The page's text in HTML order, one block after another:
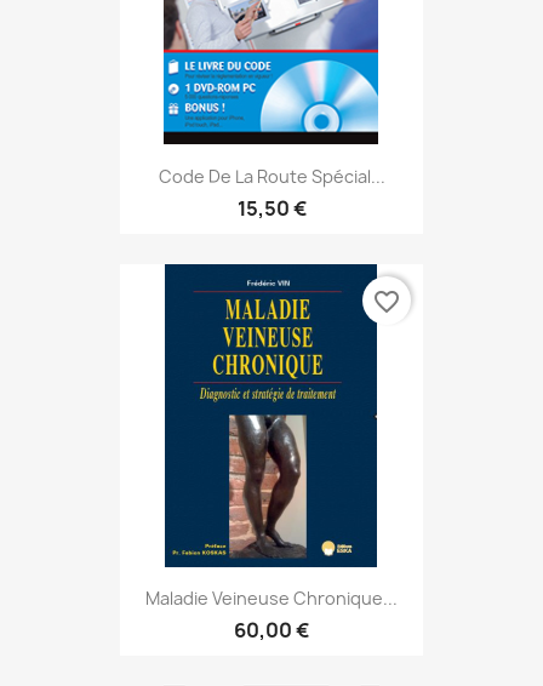
Code De La Route Spécial...
15,50 €
Maladie Veineuse Chronique...
60,00 €
favorite_border